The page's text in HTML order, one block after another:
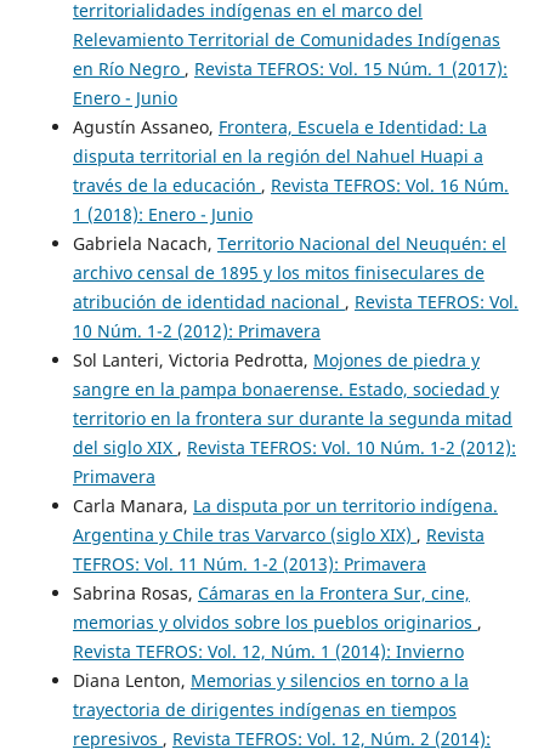
territorialidades indígenas en el marco del
Relevamiento Territorial de Comunidades Indígenas
en Río Negro , Revista TEFROS: Vol. 15 Núm. 1 (2017):
Enero - Junio
Agustín Assaneo, Frontera, Escuela e Identidad: La
disputa territorial en la región del Nahuel Huapi a
través de la educación , Revista TEFROS: Vol. 16 Núm.
1 (2018): Enero - Junio
Gabriela Nacach, Territorio Nacional del Neuquén: el
archivo censal de 1895 y los mitos finiseculares de
atribución de identidad nacional , Revista TEFROS: Vol.
10 Núm. 1-2 (2012): Primavera
Sol Lanteri, Victoria Pedrotta, Mojones de piedra y
sangre en la pampa bonaerense. Estado, sociedad y
territorio en la frontera sur durante la segunda mitad
del siglo XIX , Revista TEFROS: Vol. 10 Núm. 1-2 (2012):
Primavera
Carla Manara, La disputa por un territorio indígena.
Argentina y Chile tras Varvarco (siglo XIX) , Revista
TEFROS: Vol. 11 Núm. 1-2 (2013): Primavera
Sabrina Rosas, Cámaras en la Frontera Sur, cine,
memorias y olvidos sobre los pueblos originarios ,
Revista TEFROS: Vol. 12, Núm. 1 (2014): Invierno
Diana Lenton, Memorias y silencios en torno a la
trayectoria de dirigentes indígenas en tiempos
represivos , Revista TEFROS: Vol. 12, Núm. 2 (2014):